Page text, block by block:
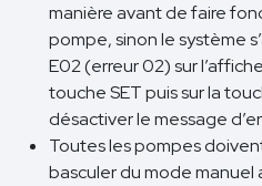
manière avant de faire
pompe, sinon le système
E02 (erreur 02) sur
touche SET puis sur la
désactiver le message
Toutes les pompes
basculer du mode